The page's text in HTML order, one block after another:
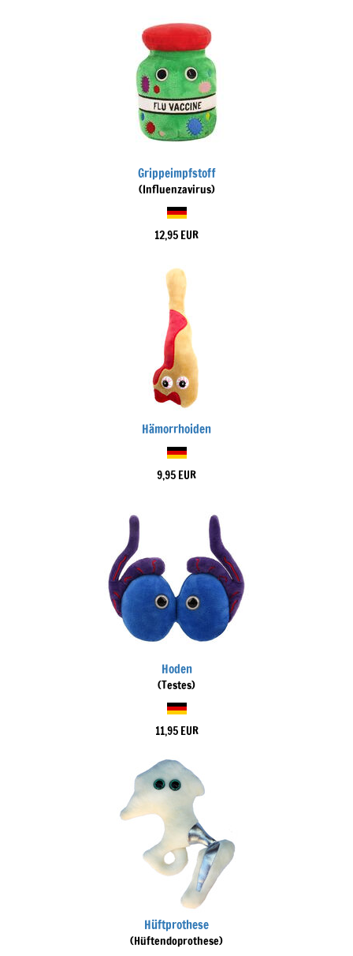
Grippeimpfstoff
(Influenzavirus)
12,95 EUR
Hämorrhoiden
9,95 EUR
Hoden
(Testes)
11,95 EUR
Hüftprothese
(Hüftendoprothese)